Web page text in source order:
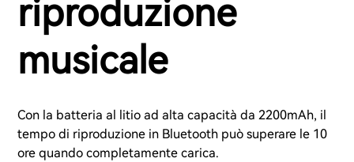
riproduzione
musicale
Con la batteria al litio ad alta capacità da 2200mAh, il
tempo di riproduzione in Bluetooth può superare le 10
ore quando completamente carica.